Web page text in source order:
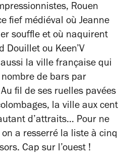
Rouen
fief médiéval où Jeanne
souffle et où naquirent
Douillet ou Keen’V
la ville française qui
de bars par
fil de ses ruelles pavées
la ville aux cent
d’attraits… Pour ne
a resserré la liste à cinq
Cap sur l’ouest !